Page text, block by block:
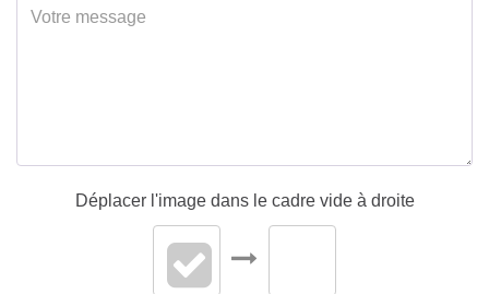
Energétique
Consommation
énergie primaire
Consommation C
Déplacer l'image dans le cadre vide à droite